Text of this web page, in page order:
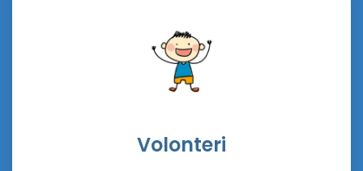
Volonteri